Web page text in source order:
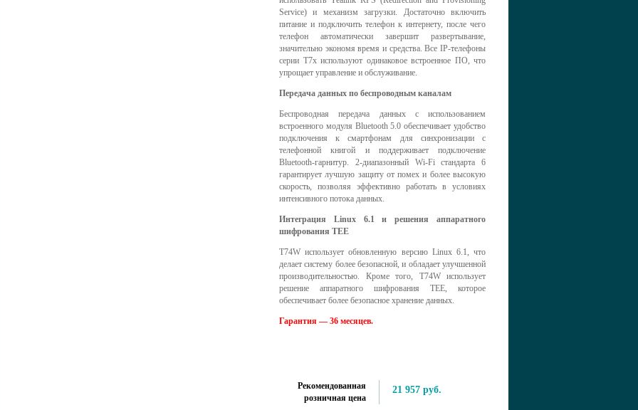
Service) и механизм загрузки. Достаточно включить
питание и подключить телефон к интернету, после чего
телефон автоматически завершит развертывание,
значительно экономя время и средства. Все IP-телефоны
серии T7x используют одинаковое встроенное ПО, что
упрощает управление и обслуживание.
Передача данных по беспроводным каналам
Беспроводная передача данных с использованием
встроенного модуля Bluetooth 5.0 обеспечивает удобство
подключения к смартфонам для синхронизации с
телефонной книгой и поддерживает подключение
Bluetooth-гарнитур. 2-диапазонный Wi-Fi стандарта 6
гарантирует лучшую защиту от помех и более высокую
скорость, позволяя эффективно работать в условиях
интенсивного потока данных.
Интеграция Linux 6.1 и решения аппаратного
шифрования TEE
T74W использует обновленную версию Linux 6.1, что
делает систему более безопасной, и обладает улучшенной
производительностью. Кроме того, T74W использует
решение аппаратного шифрования TEE, которое
обеспечивает более безопасное хранение данных.
Гарантия — 36 месяцев.
Рекомендованная
розничная цена
21 957 руб.